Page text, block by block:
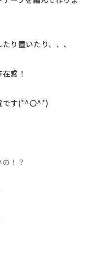
り置いたり、、、
感！
です(*^〇^*)
！？